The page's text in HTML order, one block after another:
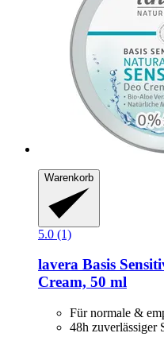
Warenkorb
5.0 (1)
lavera Basis
Cream, 50 ml
Für normale &
48h zuverlässiger